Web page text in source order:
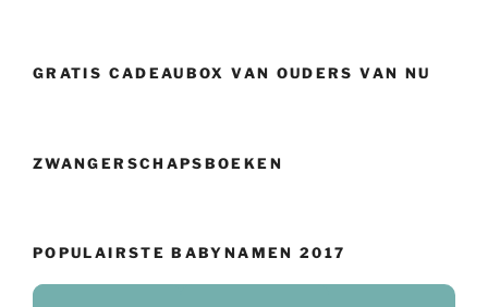
GRATIS CADEAUBOX VAN OUDERS VAN NU
ZWANGERSCHAPSBOEKEN
POPULAIRSTE BABYNAMEN 2017